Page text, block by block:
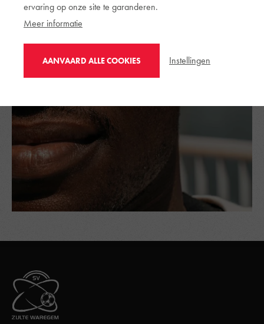
ervaring op onze site te garanderen.
Meer informatie
AANVAARD ALLE COOKIES Instellingen